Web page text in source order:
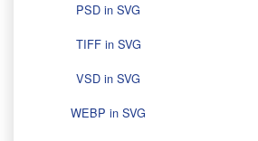
PSD in SVG
TIFF in SVG
VSD in SVG
WEBP in SVG